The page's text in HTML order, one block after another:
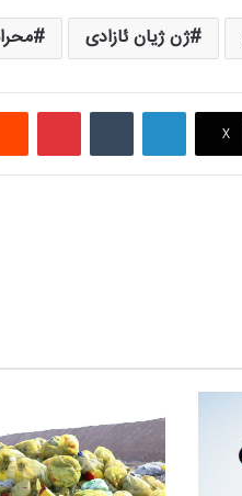
ژن ژیان ئازادی
X
لینکدین ‫تامبلر